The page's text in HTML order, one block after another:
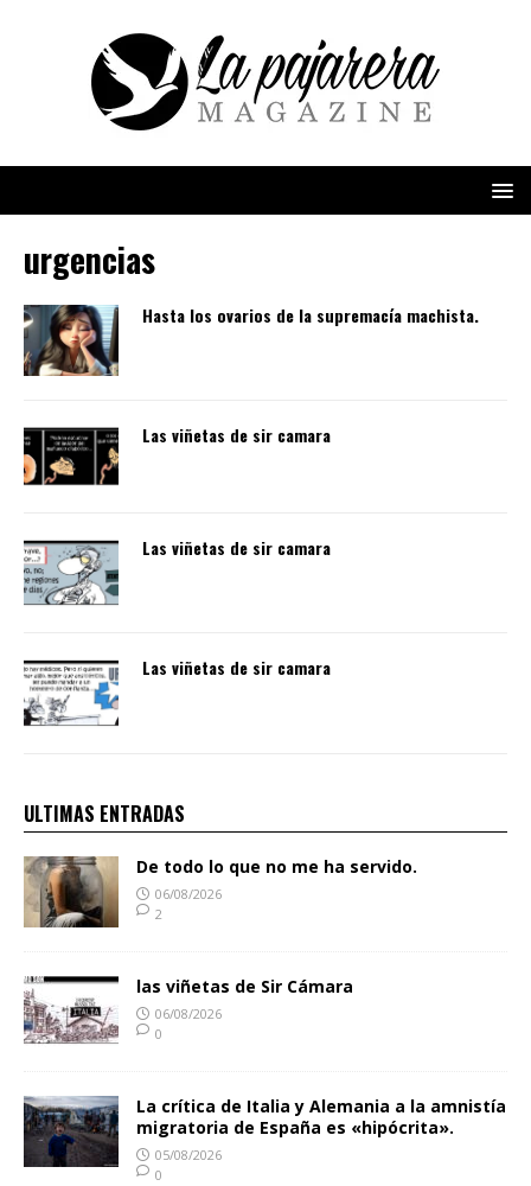
urgencias
Hasta los ovarios de la supremacía machista.
Las viñetas de sir camara
Las viñetas de sir camara
Las viñetas de sir camara
ULTIMAS ENTRADAS
De todo lo que no me ha servido.
06/08/2026
2
las viñetas de Sir Cámara
06/08/2026
0
La crítica de Italia y Alemania a la amnistía
migratoria de España es «hipócrita».
05/08/2026
0